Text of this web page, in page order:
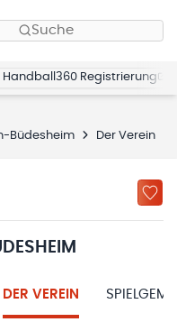
Suche
Handball360 Registrierung
Büdesheim Der Verein
DER VEREIN